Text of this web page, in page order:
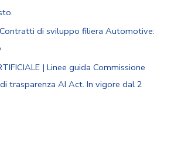
Contratti di sviluppo filiera Automotive:
| Linee guida Commissione
trasparenza AI Act. In vigore dal 2